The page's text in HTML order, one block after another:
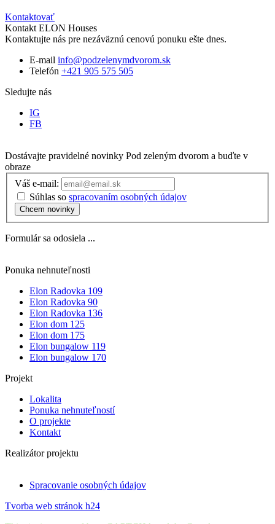
Kontaktovať
Kontakt ELON Houses
Kontaktujte nás pre nezáväznú cenovú ponuku ešte dnes.
E-mail info@podzelenymdvorom.sk
Telefón +421 905 575 505
Sledujte nás
IG
FB
Dostávajte pravidelné novinky Pod zeleným dvorom a buďte v
obraze
Váš e-mail:
Súhlas so spracovaním osobných údajov
Chcem novinky
Formulár sa odosiela ...
Ponuka nehnuteľnosti
Elon Radovka 109
Elon Radovka 90
Elon Radovka 136
Elon dom 125
Elon dom 175
Elon bungalow 119
Elon bungalow 170
Projekt
Lokalita
Ponuka nehnuteľností
O projekte
Kontakt
Realizátor projektu
Spracovanie osobných údajov
Tvorba web stránok h24